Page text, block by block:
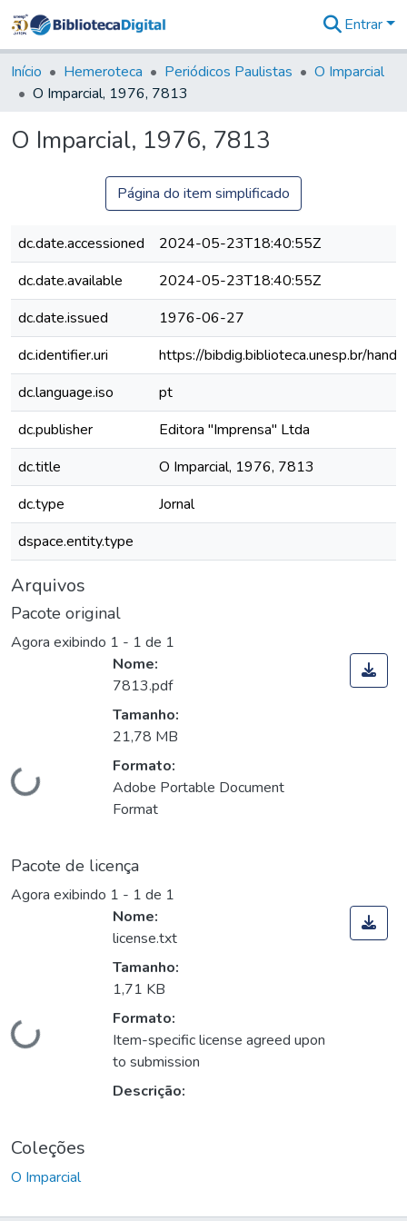
&
Coleções
Tudo na
Digital
Entrar
Início Hemeroteca Periódicos Paulistas
O Imparcial
O Imparcial, 1976, 7813
O Imparcial, 1976, 7813
Página do item simplificado
dc.date.accessioned
2024-05-23T18:40:55Z
dc.date.available
2024-05-23T18:40:55Z
dc.date.issued
1976-06-27
dc.identifier.uri
https://bibdig.biblioteca.unesp.br/
dc.language.iso
pt
dc.publisher
Editora "Imprensa" Ltda
dc.title
O Imparcial, 1976, 7813
dc.type
Jornal
dspace.entity.type
Arquivos
Pacote original
Agora exibindo 1 - 1 de 1
Carregando...
Nome:
7813.pdf
Tamanho:
21,78 MB
Formato:
Adobe Portable Document
Format
Pacote de licença
Agora exibindo 1 - 1 de 1
Carregando...
Nome:
license.txt
Tamanho:
1,71 KB
Formato:
Item-specific license agreed upon
to submission
Descrição:
Coleções
O Imparcial